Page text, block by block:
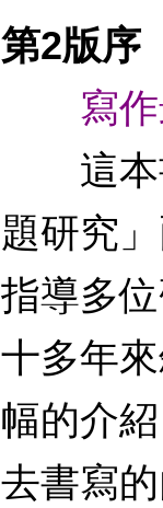
第2版序
寫
這本書
題研究
指導多
十多年
幅的介
去書寫